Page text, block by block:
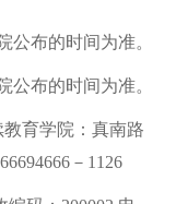
公布的时间为准。
公布的时间为准。
育学院：真南路
－1126